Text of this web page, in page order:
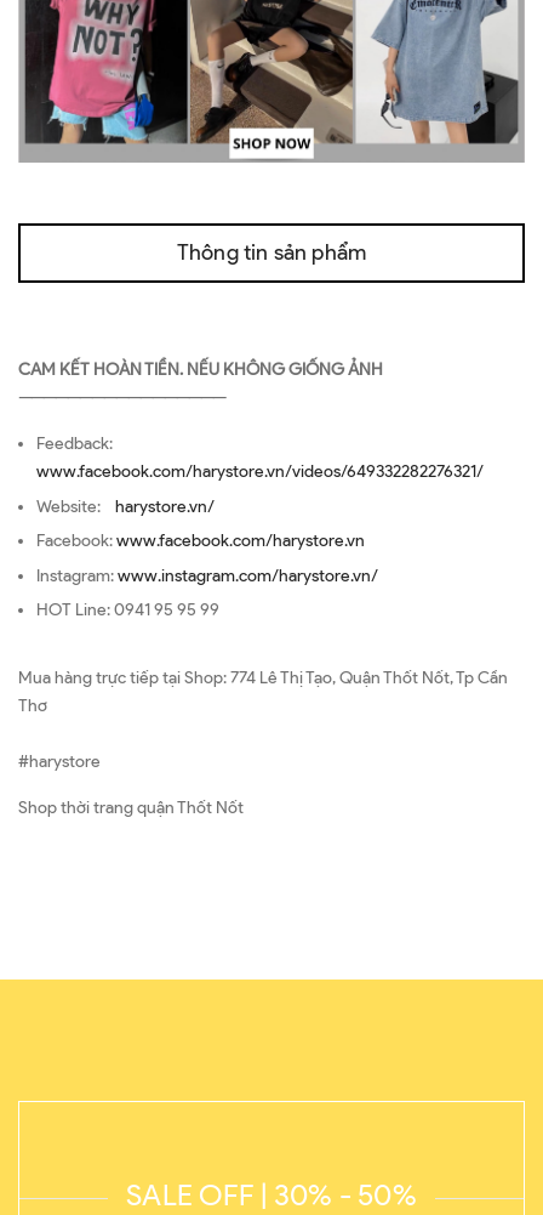
Thông tin sản phẩm
CAM KẾT HOÀN TIỀN. NẾU KHÔNG GIỐNG ẢNH
—————————————————
Feedback:
www.facebook.com/harystore.vn/videos/649332282276321/
Website: harystore.vn/
Facebook:www.facebook.com/harystore.vn
Instagram:www.instagram.com/harystore.vn/
HOT Line: 0941 95 95 99
Mua hàng trực tiếp tại Shop: 774 Lê Thị Tạo, Quận Thốt Nốt, Tp Cần
Thơ
#harystore
Shop thời trang quận Thốt Nốt
SALE OFF | 30% - 50%